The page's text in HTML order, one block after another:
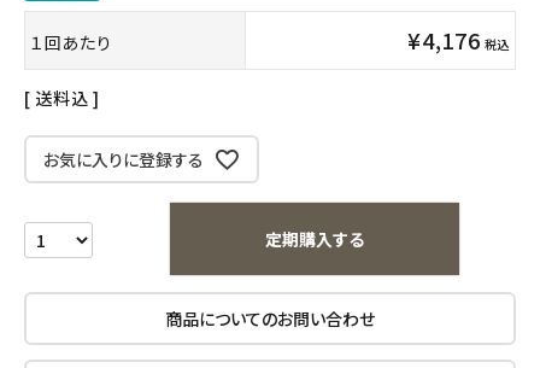
オリジナルブランド
ナチュラムーン
エコリュクス
エコメイト
ナチュラプラス
アルマウィン
１回あたり ¥4,176 税込
送料込
お気に入りに登録する
定期購入する
商品についてのお問い合わせ